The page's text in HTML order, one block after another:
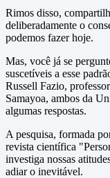
Rimos disso,
deliberadamente o
podemos fazer hoje.
Mas, você já se
suscetíveis a esse
Russell Fazio,
Samayoa, ambos da
algumas respostas.
A pesquisa, formada
revista científica
investiga nossas
adiar o inevitável.